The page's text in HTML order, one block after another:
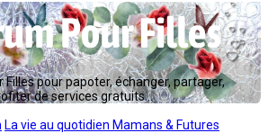
Filles pour papoter, échanger, partager,
de services gratuits...
La vie au quotidien Mamans & Futures